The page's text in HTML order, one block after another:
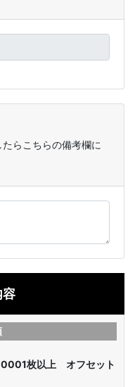
らこちらの備考欄に
容
枚以上 オフセット